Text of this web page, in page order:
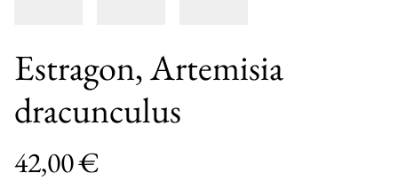
Estragon, Artemisia
dracunculus
42,00 €